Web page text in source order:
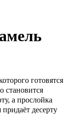
готовятся
становится
а прослойка
десерту